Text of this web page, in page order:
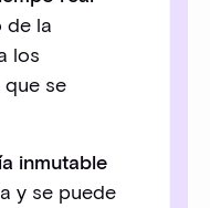
de la
los
se
inmutable
y se puede